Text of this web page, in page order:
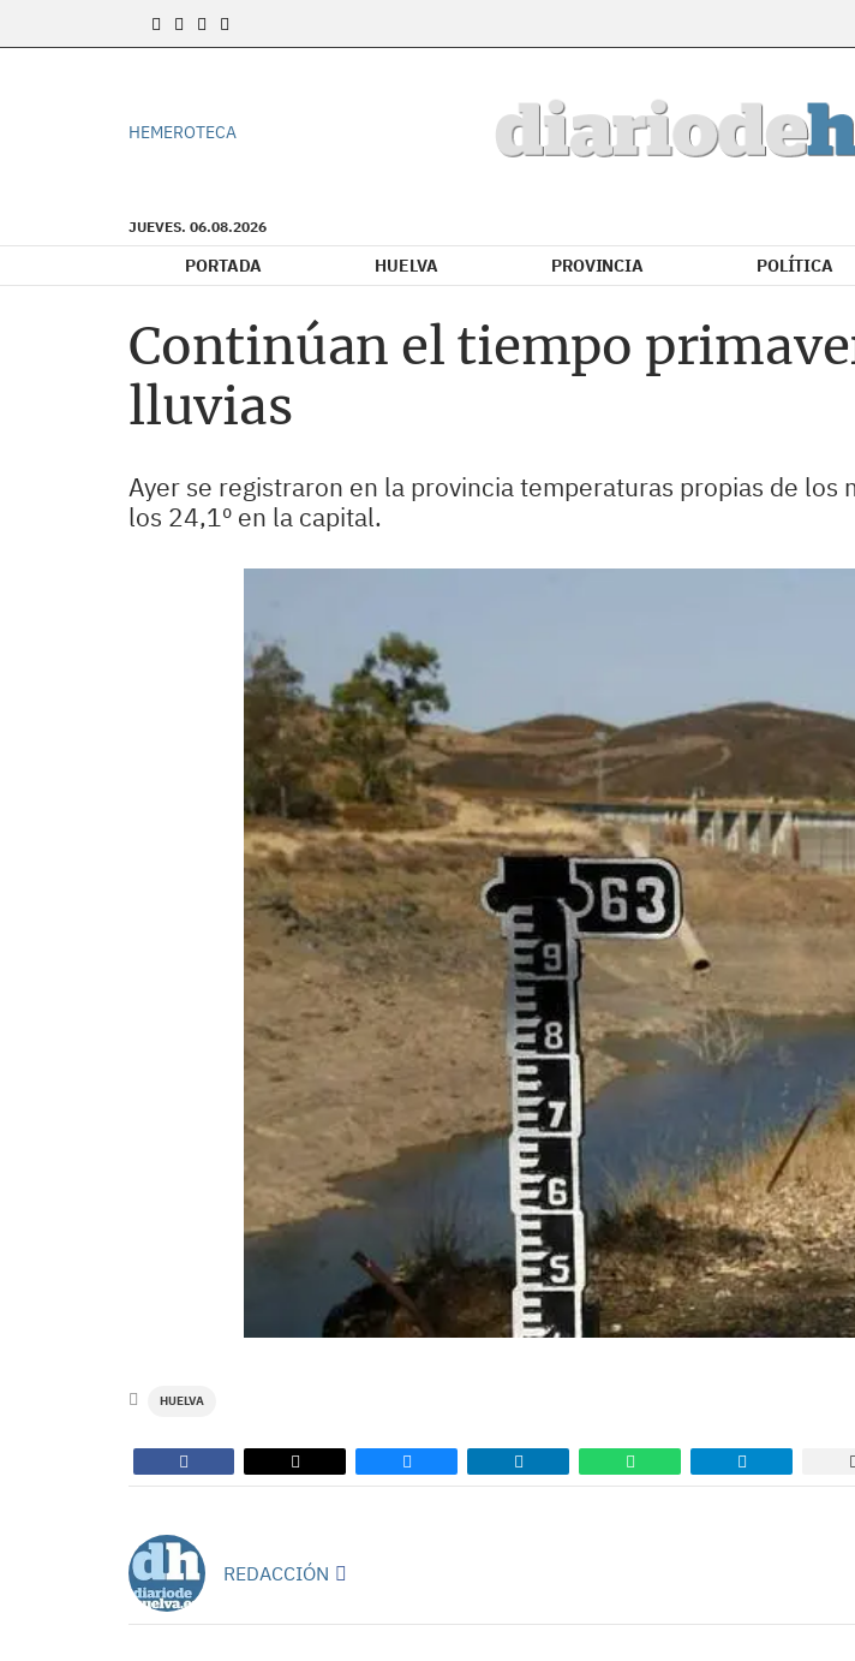
HEMEROTECA
JUEVES. 06.08.2026
PORTADA HUELVA PROVINCIA POLÍTICA
Continúan el tiempo
lluvias
Ayer se registraron en la provincia temperaturas propias de
los 24,1º en la capital.
HUELVA
REDACCIÓN